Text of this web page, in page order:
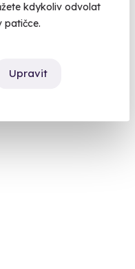
kdykoliv odvolat
patičce.
Upravit
na vlastní kůži.